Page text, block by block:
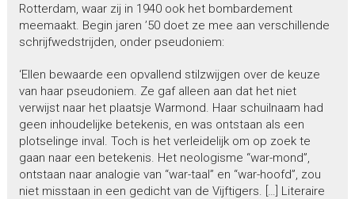
Rotterdam, waar zij in 1940 ook het bombardement
meemaakt. Begin jaren ’50 doet ze mee aan verschillende
schrijfwedstrijden, onder pseudoniem:
‘Ellen bewaarde een opvallend stilzwijgen over de keuze
van haar pseudoniem. Ze gaf alleen aan dat het niet
verwijst naar het plaatsje Warmond. Haar schuilnaam had
geen inhoudelijke betekenis, en was ontstaan als een
plotselinge inval. Toch is het verleidelijk om op zoek te
gaan naar een betekenis. Het neologisme “war-mond”,
ontstaan naar analogie van “war-taal” en “war-hoofd”, zou
niet misstaan in een gedicht van de Vijftigers. […] Literaire